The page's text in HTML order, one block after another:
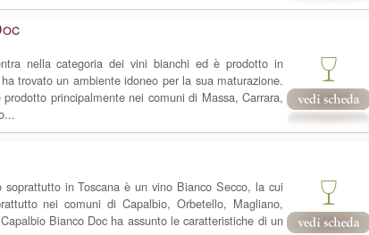
nella categoria dei vini bianchi ed è prodotto in
trovato un ambiente idoneo per la sua maturazione.
principalmente nei comuni di Massa, Carrara,
in Toscana è un vino Bianco Secco, la cui
nei comuni di Capalbio, Orbetello, Magliano,
Bianco Doc ha assunto le caratteristiche di un